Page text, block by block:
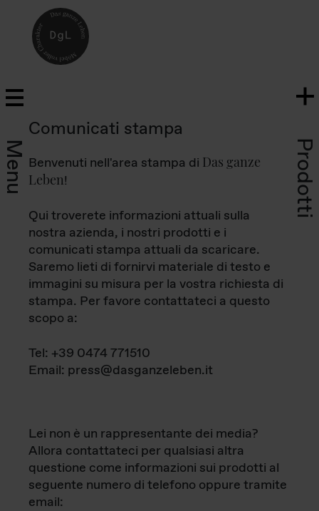
Menu Prodotti
Comunicati stampa
Benvenuti nell'area stampa di Das ganze
Leben!
Qui troverete informazioni attuali sulla
nostra azienda, i nostri prodotti e i
comunicati stampa attuali da scaricare.
Saremo lieti di fornirvi materiale di testo e
immagini su misura per la vostra richiesta di
stampa. Per favore contattateci a questo
scopo a:
Tel: +39 0474 771510
Email: press@dasganzeleben.it
Lei non è un rappresentante dei media?
Allora contattateci per qualsiasi altra
questione come informazioni sui prodotti al
seguente numero di telefono oppure tramite
email: